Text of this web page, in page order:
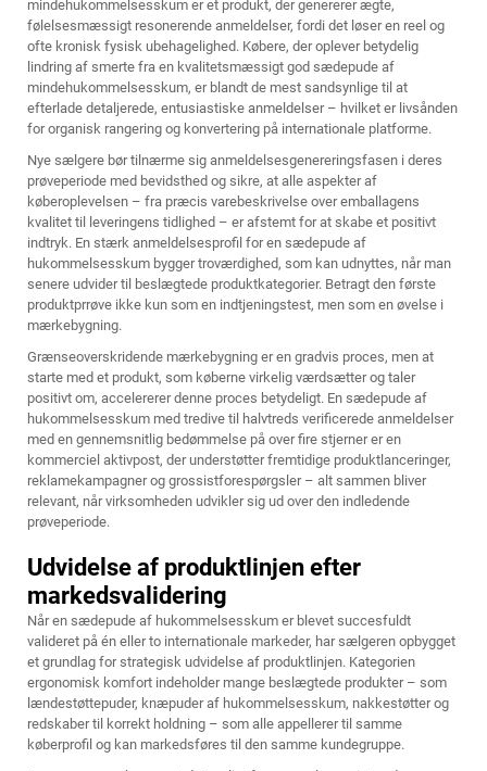
mindehukommelsesskum er et produkt, der genererer ægte,
følelsesmæssigt resonerende anmeldelser, fordi det løser en reel og
ofte kronisk fysisk ubehagelighed. Købere, der oplever betydelig
lindring af smerte fra en kvalitetsmæssigt god sædepude af
mindehukommelsesskum, er blandt de mest sandsynlige til at
efterlade detaljerede, entusiastiske anmeldelser – hvilket er livsånden
for organisk rangering og konvertering på internationale platforme.
Nye sælgere bør tilnærme sig anmeldelsesgenereringsfasen i deres
prøveperiode med bevidsthed og sikre, at alle aspekter af
køberoplevelsen – fra præcis varebeskrivelse over emballagens
kvalitet til leveringens tidlighed – er afstemt for at skabe et positivt
indtryk. En stærk anmeldelsesprofil for en sædepude af
hukommelsesskum bygger troværdighed, som kan udnyttes, når man
senere udvider til beslægtede produktkategorier. Betragt den første
produktprrøve ikke kun som en indtjeningstest, men som en øvelse i
mærkebygning.
Grænseoverskridende mærkebygning er en gradvis proces, men at
starte med et produkt, som køberne virkelig værdsætter og taler
positivt om, accelererer denne proces betydeligt. En sædepude af
hukommelsesskum med tredive til halvtreds verificerede anmeldelser
med en gennemsnitlig bedømmelse på over fire stjerner er en
kommerciel aktivpost, der understøtter fremtidige produktlanceringer,
reklamekampagner og grossistforespørgsler – alt sammen bliver
relevant, når virksomheden udvikler sig ud over den indledende
prøveperiode.
Udvidelse af produktlinjen efter
markedsvalidering
Når en sædepude af hukommelsesskum er blevet succesfuldt
valideret på én eller to internationale markeder, har sælgeren opbygget
et grundlag for strategisk udvidelse af produktlinjen. Kategorien
ergonomisk komfort indeholder mange beslægtede produkter – som
lændestøttepuder, knæpuder af hukommelsesskum, nakkestøtter og
redskaber til korrekt holdning – som alle appellerer til samme
køberprofil og kan markedsføres til den samme kundegruppe.